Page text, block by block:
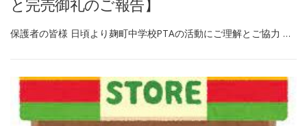
と完売御礼のご報告】
保護者の皆様 日頃より麹町中学校PTAの活動にご理解とご協力 …